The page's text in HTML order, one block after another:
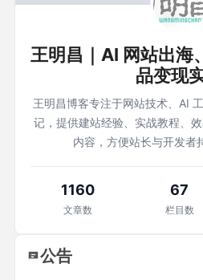
王明昌｜AI 网站出海
品变现
王明昌博客专注于网站技术、AI
记，提供建站经验、实战教程、
内容，方便站长与开发者
1160
文章数
67
栏目数
公告